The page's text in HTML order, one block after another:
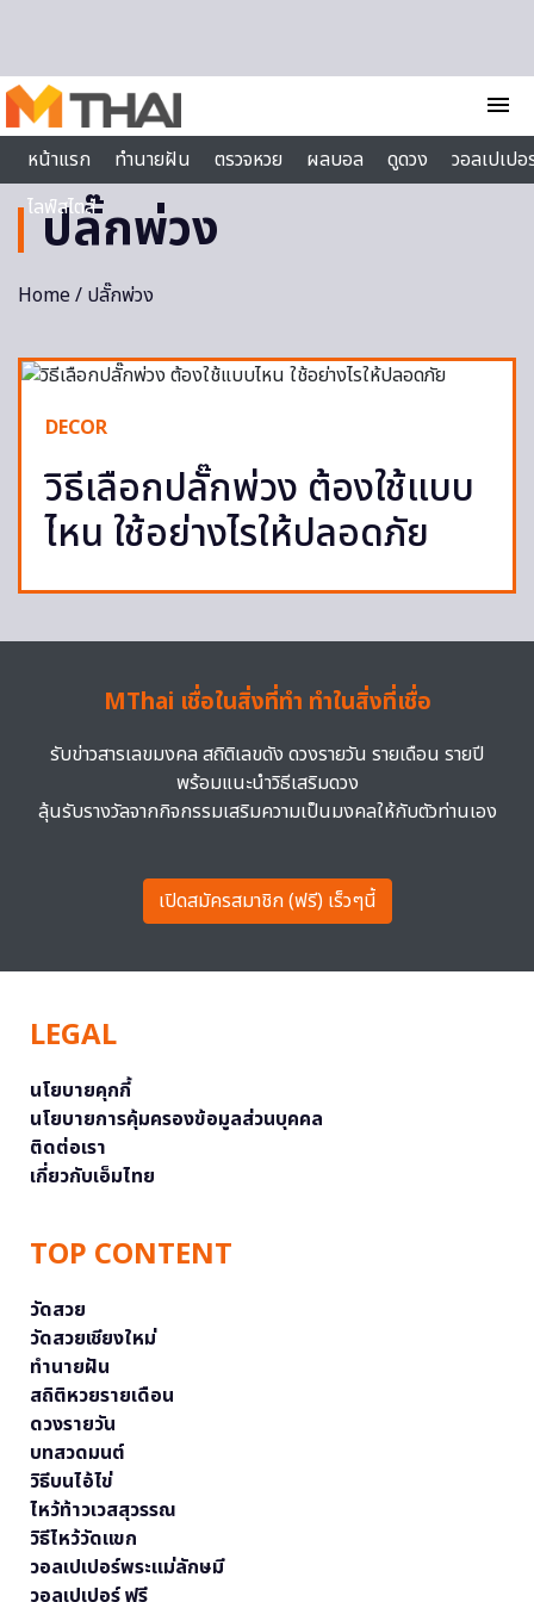
menu
หน้าแรก
ทำนายฝัน ตรวจหวย ผลบอล ดูดวง
วอลเปเป
ไลฟ์สไตล์
ปลั๊กพ่วง
Home/ ปลั๊กพ่วง
DECOR
วิธีเลือกปลั๊กพ่วง ต้องใช้แบบ
ไหน ใช้อย่างไรให้ปลอดภัย
MThai เชื่อในสิ่งที่ทำ ทำในสิ่งที่เชื่อ
รับข่าวสารเลขมงคล สถิติเลขดัง ดวงรายวัน รายเดือน รายปี
พร้อมแนะนำวิธีเสริมดวง
ลุ้นรับรางวัลจากกิจกรรมเสริมความเป็นมงคลให้กับตัวท่านเอง
เปิดสมัครสมาชิก (ฟรี) เร็วๆนี้
LEGAL
นโยบายคุกกี้
นโยบายการคุ้มครองข้อมูลส่วนบุคคล
ติดต่อเรา
เกี่ยวกับเอ็มไทย
TOP CONTENT
วัดสวย
วัดสวยเชียงใหม่
ทำนายฝัน
สถิติหวยรายเดือน
ดวงรายวัน
บทสวดมนต์
วิธีบนไอ้ไข่
ไหว้ท้าวเวสสุวรรณ
วิธีไหว้วัดแขก
วอลเปเปอร์พระแม่ลักษมี
วอลเปเปอร์ ฟรี